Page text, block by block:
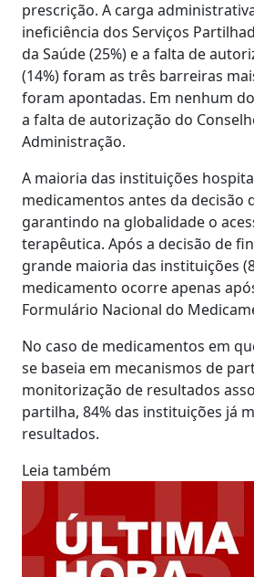
prescrição. A carga
ineficiência dos Serviços
da Saúde (25%) e a falta de
(14%) foram as três barreiras
foram apontadas. Em nenhum
a falta de autorização do
Administração.
A maioria das instituições
medicamentos antes da decisão
garantindo na globalidade o
terapêutica. Após a decisão de
grande maioria das instituições
medicamento ocorre apenas
Formulário Nacional do
No caso de medicamentos em
se baseia em mecanismos de
monitorização de resultados
partilha, 84% das instituições já
resultados.
Leia também